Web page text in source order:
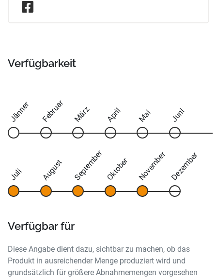
Verfügbarkeit
Jänner Februar März April Mai Juni
Juli August September Oktober November Dezember
Verfügbar für
Diese Angabe dient dazu, sichtbar zu machen, ob das
Produkt in ausreichender Menge produziert wird und
grundsätzlich für größere Abnahmemengen vorgesehen